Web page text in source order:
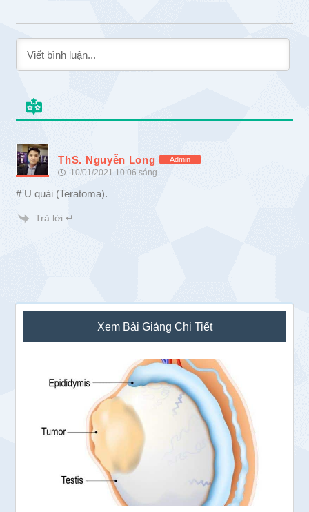
ThS. Nguyễn Long Admin
10/01/2021 10:06 sáng
# U quái (Teratoma).
Trả lời ↵
Sidebar
chính
Xem Bài Giảng Chi Tiết